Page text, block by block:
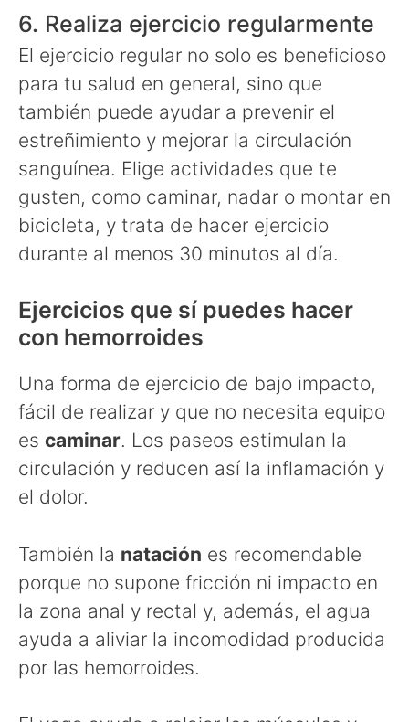
6. Realiza ejercicio regularmente
El ejercicio regular no solo es beneficioso
para tu salud en general, sino que
también puede ayudar a prevenir el
estreñimiento y mejorar la circulación
sanguínea. Elige actividades que te
gusten, como caminar, nadar o montar en
bicicleta, y trata de hacer ejercicio
durante al menos 30 minutos al día.
Ejercicios que sí puedes hacer
con hemorroides
Una forma de ejercicio de bajo impacto,
fácil de realizar y que no necesita equipo
es caminar. Los paseos estimulan la
circulación y reducen así la inflamación y
el dolor.
También la natación es recomendable
porque no supone fricción ni impacto en
la zona anal y rectal y, además, el agua
ayuda a aliviar la incomodidad producida
por las hemorroides.